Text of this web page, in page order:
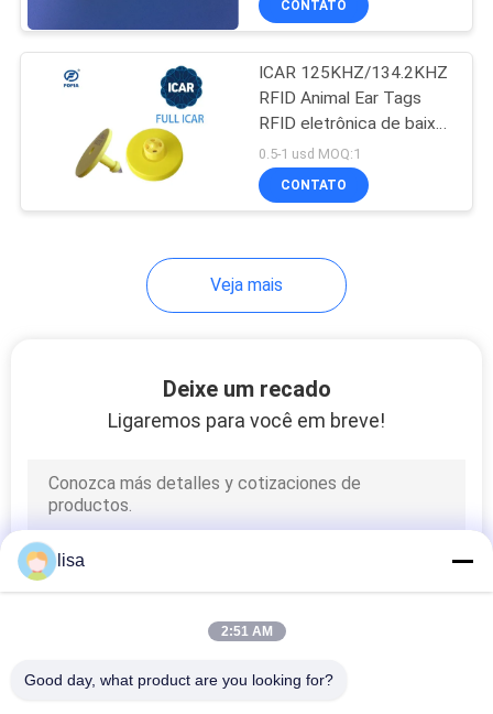
Leitor da vara do
etiquetas de orelha
Leitor de etiqueta
da orelha
CONTATO
ICAR 125KHZ/134.2KHZ
RFID Animal Ear Tags
RFID eletrônica de baixa
frequência para
rastreamento de animais
0.5-1 usd MOQ:1
CONTATO
Veja mais
Deixe um recado
Ligaremos para você em breve!
lisa
2:51 AM
Good day, what product are you looking for?